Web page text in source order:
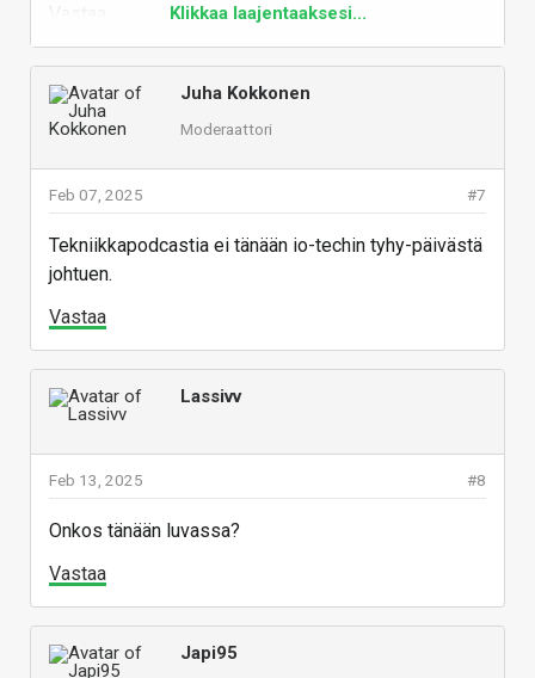
Klikkaa laajentaaksesi...
Juha Kokkonen
Moderaattori
#7
Feb 07, 2025
Tekniikkapodcastia ei tänään io-techin tyhy-päivästä
johtuen.
Vastaa
Lassivv
#8
Feb 13, 2025
Onkos tänään luvassa?
Vastaa
Japi95